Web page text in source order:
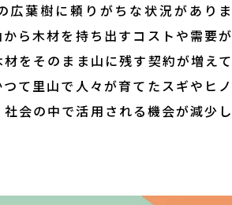
広葉樹に頼りがちな状況がありま
ら木材を持ち出すコストや需要が
をそのまま山に残す契約が増えて
て里山で人々が育てたスギやヒノ
会の中で活用される機会が減少し